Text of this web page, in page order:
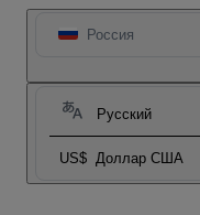
Россия
Русский
US$ Доллар США